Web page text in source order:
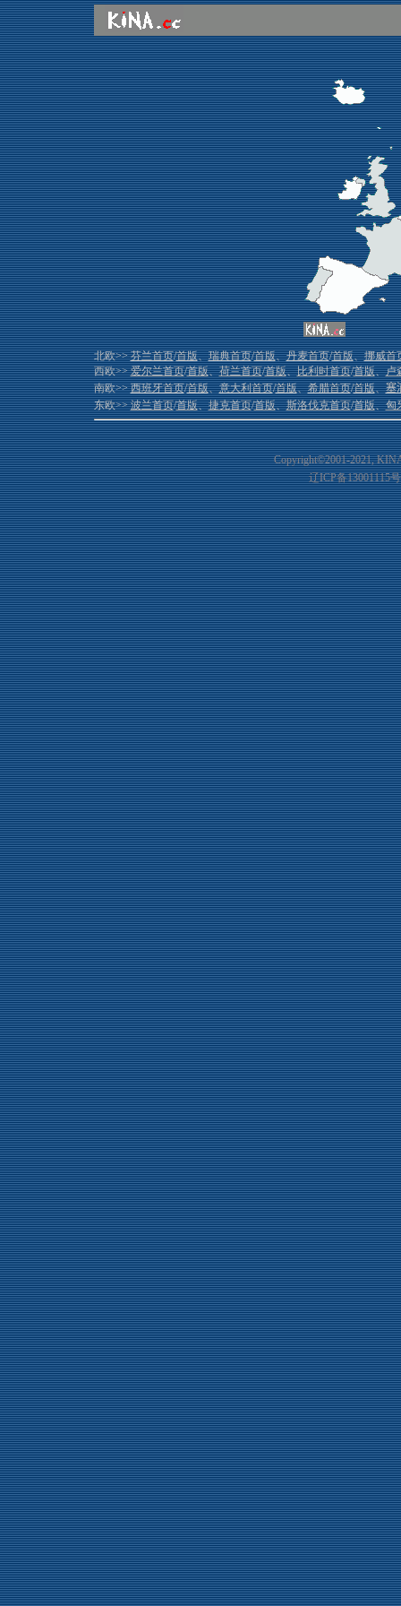
北欧>>芬兰首页/首版、瑞典首页/首版、丹麦首页/首版、挪威首
西欧>>爱尔兰首页/首版、荷兰首页/首版、比利时首页/首版、卢
南欧>>西班牙首页/首版、意大利首页/首版、希腊首页/首版、塞
东欧>>波兰首页/首版、捷克首页/首版、斯洛伐克首页/首版、匈
Copyright©2001-2021,
辽ICP备13001115